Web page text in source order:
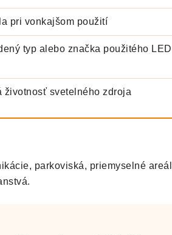
pri vonkajšom použití
typ alebo značka použitého LED
životnosť svetelného zdroja
parkoviská, priemyselné